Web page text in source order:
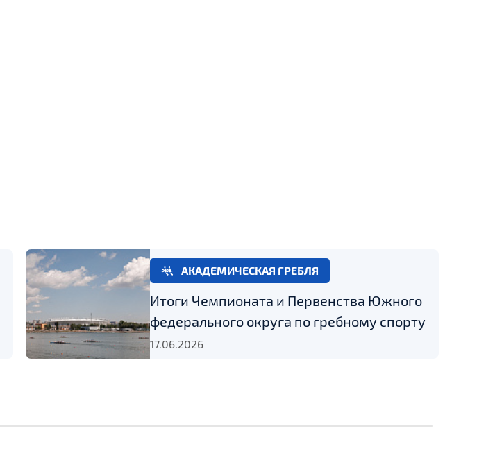
АКАДЕМИЧЕСКАЯ ГРЕБЛЯ
Итоги Чемпионата и Первенства Южного
федерального округа по гребному спорту
17.06.2026